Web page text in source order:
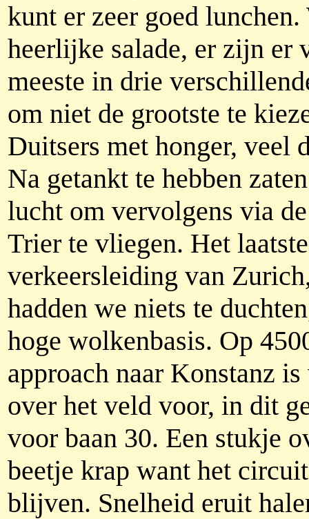
kunt er zeer goed
heerlijke salade, er zijn er
meeste in drie
om niet de grootste te
Duitsers met honger, veel
Na getankt te hebben
lucht om vervolgens via
Trier te vliegen. Het
verkeersleiding van
hadden we niets te
hoge wolkenbasis. Op
approach naar Konstanz
over het veld voor, in dit
voor baan 30. Een stukje
beetje krap want het
blijven. Snelheid eruit